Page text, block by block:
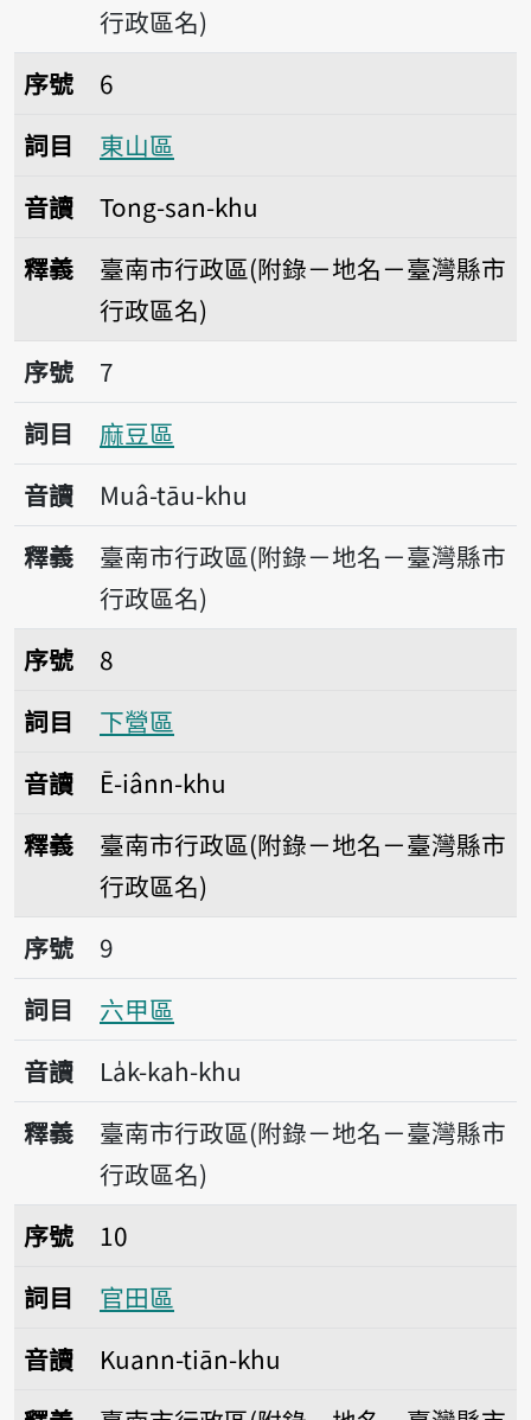
行政區名)
序號6東山區
序號
6
詞目
東山區
音讀
Tong-san-khu
釋義
臺南市行政區(附錄－地名－臺灣縣市
行政區名)
序號7麻豆區
序號
7
詞目
麻豆區
音讀
Muâ-tāu-khu
釋義
臺南市行政區(附錄－地名－臺灣縣市
行政區名)
序號8下營區
序號
8
詞目
下營區
音讀
Ē-iânn-khu
釋義
臺南市行政區(附錄－地名－臺灣縣市
行政區名)
序號9六甲區
序號
9
詞目
六甲區
音讀
La̍k-kah-khu
釋義
臺南市行政區(附錄－地名－臺灣縣市
行政區名)
序號10官田區
序號
10
詞目
官田區
音讀
Kuann-tiān-khu